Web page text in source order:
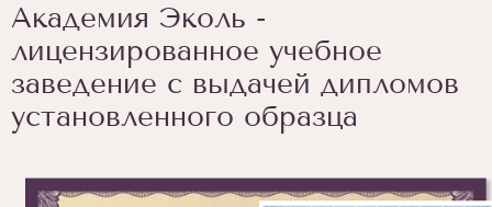
Академия Эколь -
лицензированное учебное
заведение с выдачей дипломов
установленного образца